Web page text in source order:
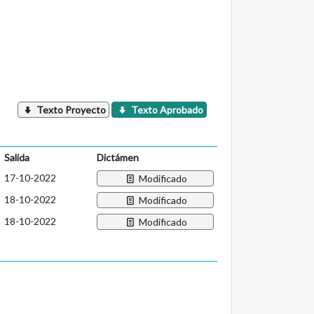
Texto Proyecto Texto Aprobado
Salida
Dictámen
17-10-2022
Modificado
18-10-2022
Modificado
18-10-2022
Modificado